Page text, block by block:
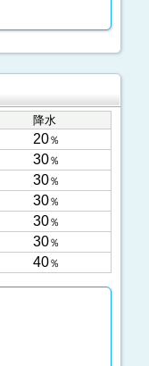
降水
20％
30％
30％
30％
30％
30％
40％